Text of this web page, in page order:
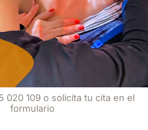
020 109 o solicita tu cita en el
formulario